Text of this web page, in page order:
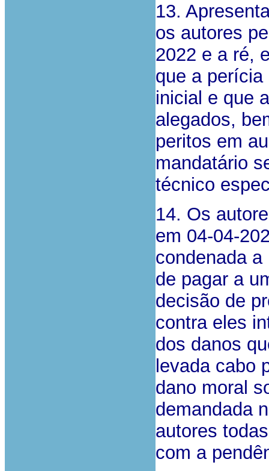
13.
os autores
2022 e a ré,
que a perícia
inicial e que
alegados,
peritos em
mandatário
técnico
14. Os
em 04-04-
condenada
de pagar a
decisão de
contra eles
dos danos
levada cabo
dano moral
demandada
autores
com a